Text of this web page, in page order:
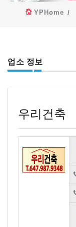
YPHome
업소 정보
우리건축